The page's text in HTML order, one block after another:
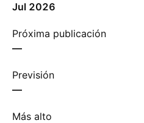
jul 2026
Próxima publicación
—
Previsión
—
Más alto